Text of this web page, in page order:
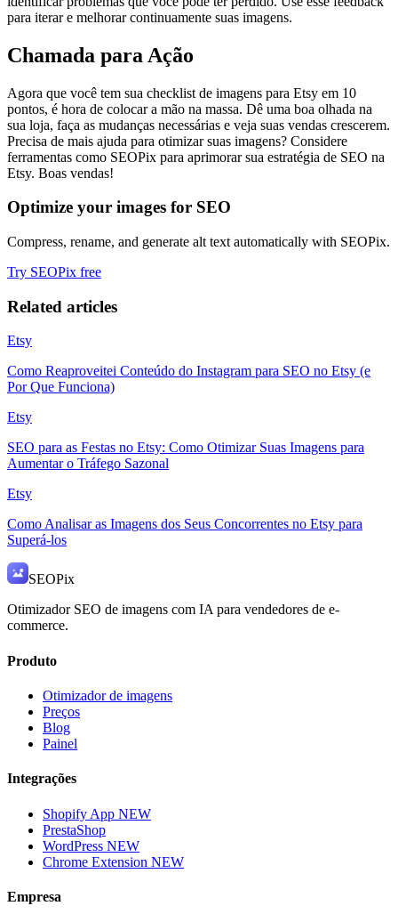
para iterar e melhorar continuamente suas imagens.
Chamada para Ação
Agora que você tem sua checklist de imagens para Etsy em 10
pontos, é hora de colocar a mão na massa. Dê uma boa olhada na
sua loja, faça as mudanças necessárias e veja suas vendas crescerem.
Precisa de mais ajuda para otimizar suas imagens? Considere
ferramentas como SEOPix para aprimorar sua estratégia de SEO na
Etsy. Boas vendas!
Optimize your images for SEO
Compress, rename, and generate alt text automatically with SEOPix.
Try SEOPix free
Related articles
Etsy
Como Reaproveitei Conteúdo do Instagram para SEO no Etsy (e
Por Que Funciona)
Etsy
SEO para as Festas no Etsy: Como Otimizar Suas Imagens para
Aumentar o Tráfego Sazonal
Etsy
Como Analisar as Imagens dos Seus Concorrentes no Etsy para
Superá-los
SEOPix
Otimizador SEO de imagens com IA para vendedores de e-
commerce.
Produto
Otimizador de imagens
Preços
Blog
Painel
Integrações
Shopify App NEW
PrestaShop
WordPress NEW
Chrome Extension NEW
Empresa